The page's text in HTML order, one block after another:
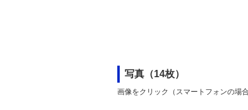
写真（14枚）
画像をクリック（スマートフォンの場